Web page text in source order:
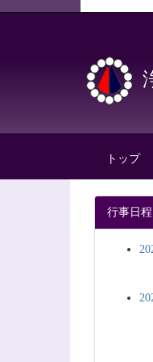
トップ
行事日程